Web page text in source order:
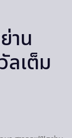
าน
เต็ม